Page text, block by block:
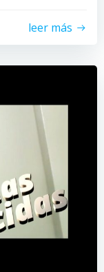
leer más